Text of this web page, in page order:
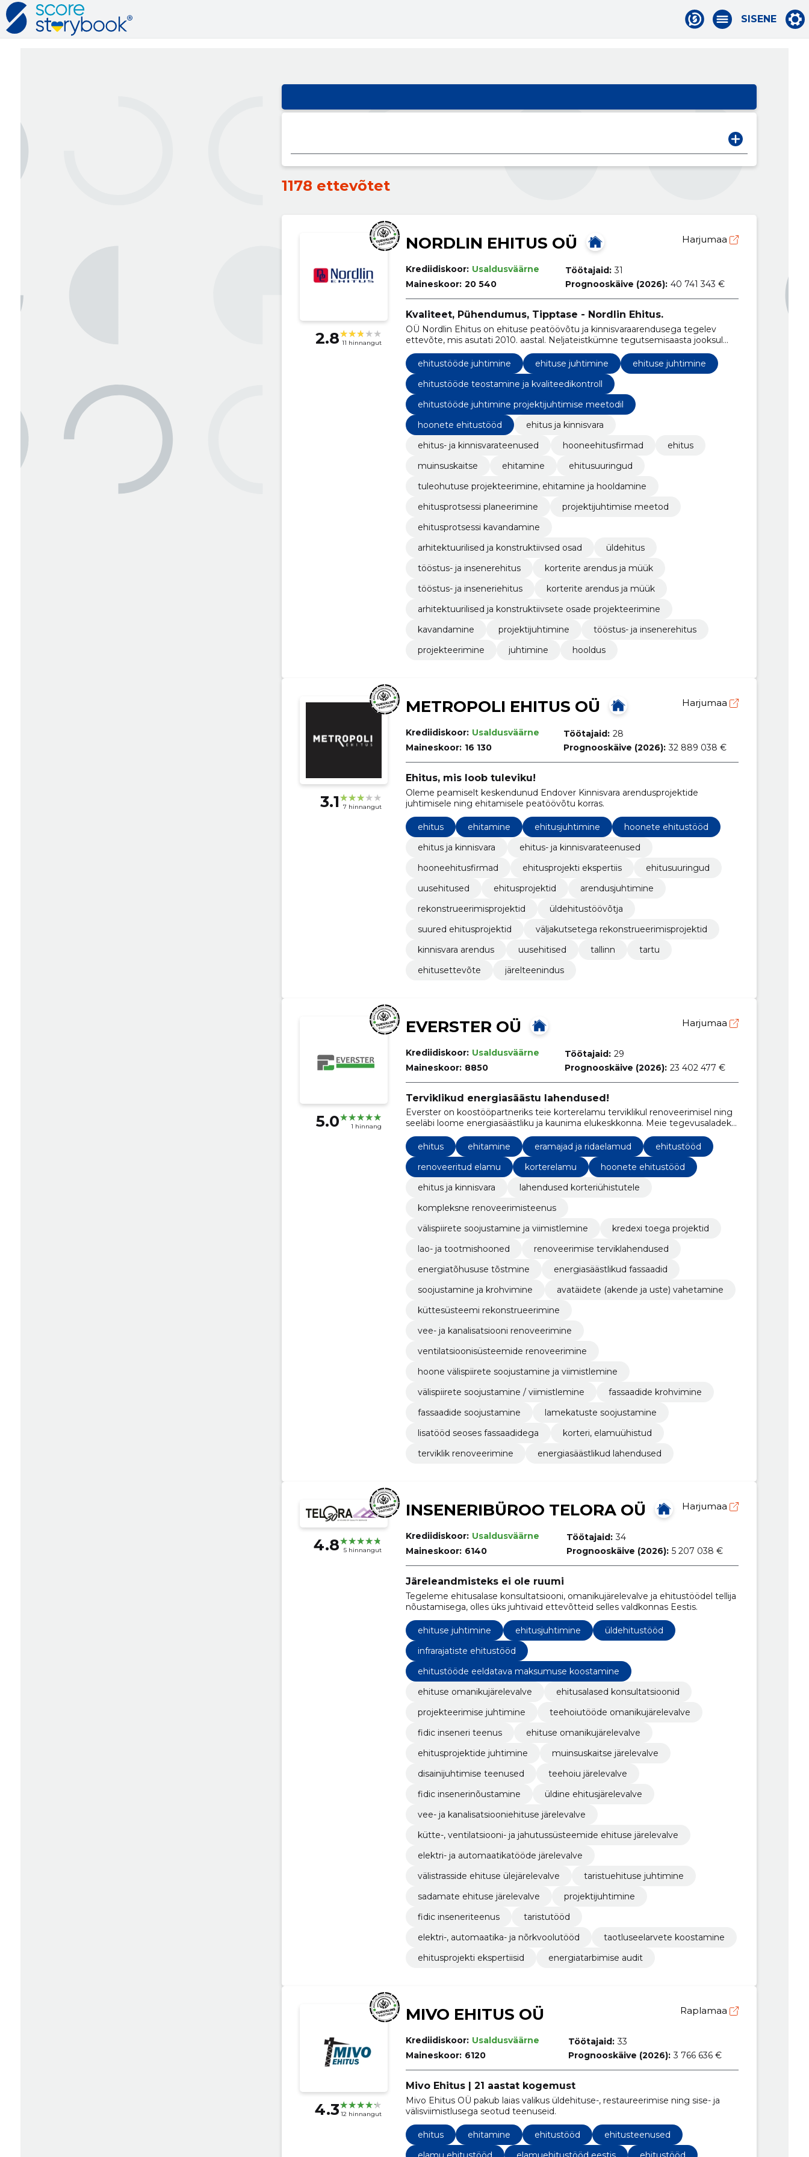
SISENE
1178 ettevõtet
2.8 11 hinnangut
NORDLIN EHITUS OÜ Harjumaa
Krediidiskoor: Usaldusväärne
Maineskoor: 20 540
Töötajaid: 31
Prognooskäive (2026): 40 741 343 €
Kvaliteet, Pühendumus, Tipptase - Nordlin Ehitus.
OÜ Nordlin Ehitus on ehituse peatöövõtu ja kinnisvaraarendusega tegelev
ettevõte, mis asutati 2010. aastal. Neljateistkümne tegutsemisaasta jooksul
oleme kasvanud üheks turu juhtivaks ettevõtteks Eestis.
ehitustööde juhtimine
ehituse juhtimine
ehituse juhtimine
ehitustööde teostamine ja kvaliteedikontroll
ehitustööde juhtimine projektijuhtimise meetodil
hoonete ehitustööd
ehitus ja kinnisvara
ehitus- ja kinnisvarateenused
hooneehitusfirmad
ehitus
muinsuskaitse
ehitamine
ehitusuuringud
tuleohutuse projekteerimine, ehitamine ja hooldamine
ehitusprotsessi planeerimine
projektijuhtimise meetod
ehitusprotsessi kavandamine
arhitektuurilised ja konstruktiivsed osad
üldehitus
tööstus- ja insenerehitus
korterite arendus ja müük
tööstus- ja inseneriehitus
korterite arendus ja müük
arhitektuurilised ja konstruktiivsete osade projekteerimine
kavandamine
projektijuhtimine
tööstus- ja insenerehitus
projekteerimine
juhtimine hooldus
3.1 7 hinnangut
METROPOLI EHITUS OÜ Harjumaa
Krediidiskoor: Usaldusväärne
Maineskoor: 16 130
Töötajaid: 28
Prognooskäive (2026): 32 889 038 €
Ehitus, mis loob tuleviku!
Oleme peamiselt keskendunud Endover Kinnisvara arendusprojektide
juhtimisele ning ehitamisele peatöövõtu korras.
ehitus ehitamine ehitusjuhtimine
hoonete ehitustööd
ehitus ja kinnisvara
ehitus- ja kinnisvarateenused
hooneehitusfirmad
ehitusprojekti ekspertiis
ehitusuuringud
uusehitused
ehitusprojektid
arendusjuhtimine
rekonstrueerimisprojektid
üldehitustöövõtja
suured ehitusprojektid
väljakutsetega rekonstrueerimisprojektid
kinnisvara arendus
uusehitised tallinn
tartu
ehitusettevõte
järelteenindus
5.0 1 hinnang
EVERSTER OÜ Harjumaa
Krediidiskoor: Usaldusväärne
Maineskoor: 8850
Töötajaid: 29
Prognooskäive (2026): 23 402 477 €
Terviklikud energiasäästu lahendused!
Everster on koostööpartneriks teie korterelamu terviklikul renoveerimisel ning
seeläbi loome energiasäästliku ja kaunima elukeskkonna. Meie tegevusaladeks
on rekonstrueerimine, kortermajade renoveerimine ja fassaaditööd.
ehitus
ehitamine eramajad ja ridaelamud
ehitustööd
renoveeritud elamu
korterelamu
hoonete ehitustööd
ehitus ja kinnisvara
lahendused korteriühistutele
kompleksne renoveerimisteenus
välispiirete soojustamine ja viimistlemine
kredexi toega projektid
lao- ja tootmishooned
renoveerimise terviklahendused
energiatõhususe tõstmine
energiasäästlikud fassaadid
soojustamine ja krohvimine
avatäidete (akende ja uste) vahetamine
küttesüsteemi rekonstrueerimine
vee- ja kanalisatsiooni renoveerimine
ventilatsioonisüsteemide renoveerimine
hoone välispiirete soojustamine ja viimistlemine
välispiirete soojustamine / viimistlemine
fassaadide krohvimine
fassaadide soojustamine
lamekatuste soojustamine
lisatööd seoses fassaadidega
korteri, elamuühistud
terviklik renoveerimine
energiasäästlikud lahendused
4.8 5 hinnangut
INSENERIBÜROO TELORA OÜ Harjumaa
Krediidiskoor: Usaldusväärne
Maineskoor: 6140
Töötajaid: 34
Prognooskäive (2026): 5 207 038 €
Järeleandmisteks ei ole ruumi
Tegeleme ehitusalase konsultatsiooni, omanikujärelevalve ja ehitustöödel tellija
nõustamisega, olles üks juhtivaid ettevõtteid selles valdkonnas Eestis.
ehituse juhtimine ehitusjuhtimine
üldehitustööd
infrarajatiste ehitustööd
ehitustööde eeldatava maksumuse koostamine
ehituse omanikujärelevalve
ehitusalased konsultatsioonid
projekteerimise juhtimine
teehoiutööde omanikujärelevalve
fidic inseneri teenus
ehituse omanikujärelevalve
ehitusprojektide juhtimine
muinsuskaitse järelevalve
disainijuhtimise teenused
teehoiu järelevalve
fidic insenerinõustamine
üldine ehitusjärelevalve
vee- ja kanalisatsiooniehituse järelevalve
kütte-, ventilatsiooni- ja jahutussüsteemide ehituse järelevalve
elektri- ja automaatikatööde järelevalve
välistrasside ehituse ülejärelevalve
taristuehituse juhtimine
sadamate ehituse järelevalve
projektijuhtimine
fidic inseneriteenus
taristutööd
elektri-, automaatika- ja nõrkvoolutööd
taotluseelarvete koostamine
ehitusprojekti ekspertiisid
energiatarbimise audit
4.3 12 hinnangut
MIVO EHITUS OÜ Raplamaa
Krediidiskoor: Usaldusväärne
Maineskoor: 6120
Töötajaid: 33
Prognooskäive (2026): 3 766 636 €
Mivo Ehitus | 21 aastat kogemust
Mivo Ehitus OÜ pakub laias valikus üldehituse-, restaureerimise ning sise- ja
välisviimistlusega seotud teenuseid.
ehitus ehitamine ehitustööd
ehitusteenused